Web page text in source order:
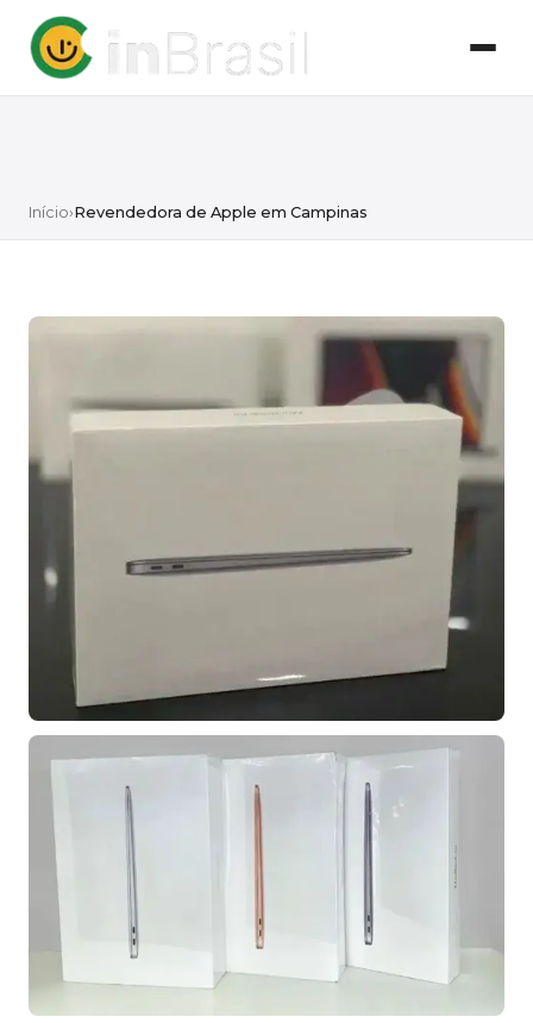
Início›Revendedora de Apple em Campinas